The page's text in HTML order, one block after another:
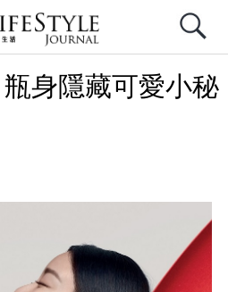
身隱藏可愛小秘